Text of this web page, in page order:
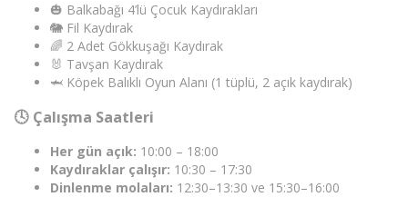
🎃 Balkabağı 4’lü Çocuk Kaydırakları
🐘 Fil Kaydırak
🌈 2 Adet Gökkuşağı Kaydırak
🐰 Tavşan Kaydırak
🦈 Köpek Balıklı Oyun Alanı (1 tüplü, 2 açık kaydırak)
🕓 Çalışma Saatleri
Her gün açık: 10:00 – 18:00
Kaydıraklar çalışır: 10:30 – 17:30
Dinlenme molaları: 12:30–13:30 ve 15:30–16:00